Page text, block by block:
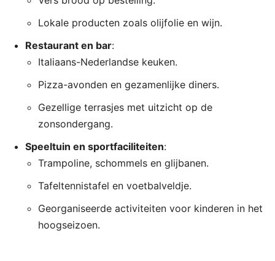
Lokale producten zoals olijfolie en wijn.
Restaurant en bar:
Italiaans-Nederlandse keuken.
Pizza-avonden en gezamenlijke diners.
Gezellige terrasjes met uitzicht op de
zonsondergang.
Speeltuin en sportfaciliteiten:
Trampoline, schommels en glijbanen.
Tafeltennistafel en voetbalveldje.
Georganiseerde activiteiten voor kinderen in het
hoogseizoen.